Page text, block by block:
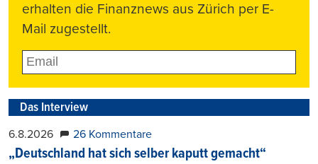
erhalten die Finanznews aus Zürich per E-
Mail zugestellt.
Das Interview
6.8.2026 26 Kommentare
„Deutschland hat sich selber kaputt gemacht“